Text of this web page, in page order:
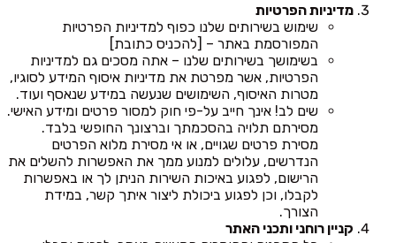
מדיניות הפרטיות
שימוש בשירותים שלנו כפוף למדיניות הפרטיות
המפורסמת באתר – [להכניס כתובת]
בשימושך בשירותים שלנו – אתה מסכים גם למדיניות
הפרטיות, אשר מפרטת את מדיניות איסוף המידע לסוגיו,
מטרות האיסוף, השימושים שנעשה במידע שנאסף ועוד.
שים לב! אינך חייב על-פי חוק למסור פרטים ומידע האישי.
מסירתם תלויה בהסכמתך וברצונך החופשי בלבד.
מסירת פרטים שגויים, או אי מסירת מלוא הפרטים
הנדרשים, עלולים למנוע ממך את האפשרות להשלים את
הרישום, לפגוע באיכות השירות הניתן לך או באפשרות
לקבלו, וכן לפגוע ביכולת ליצור איתך קשר, במידת
הצורך.
קניין רוחני ותכני האתר